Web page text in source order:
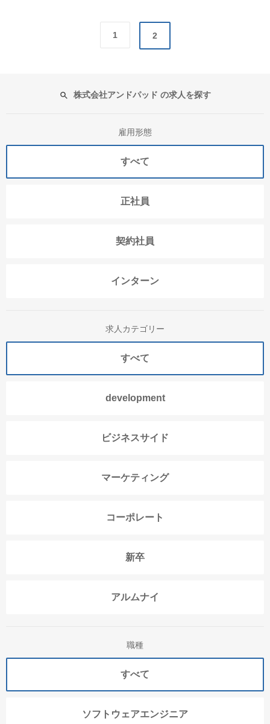
1 2
株式会社アンドパッド の求人を探す
雇用形態
すべて
正社員
契約社員
インターン
求人カテゴリー
すべて
development
ビジネスサイド
マーケティング
コーポレート
新卒
アルムナイ
職種
すべて
ソフトウェアエンジニア